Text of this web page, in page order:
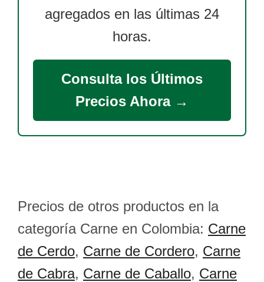
agregados en las últimas 24
horas.
Consulta los Últimos
Precios Ahora →
Precios de otros productos en la
categoría Carne en Colombia: Carne
de Cerdo, Carne de Cordero, Carne
de Cabra, Carne de Caballo, Carne